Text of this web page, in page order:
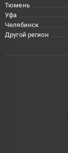
Тюмень
Уфа
Челябинск
Другой регион